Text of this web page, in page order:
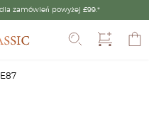
dla zamówień powyżej £99.*Szukaj